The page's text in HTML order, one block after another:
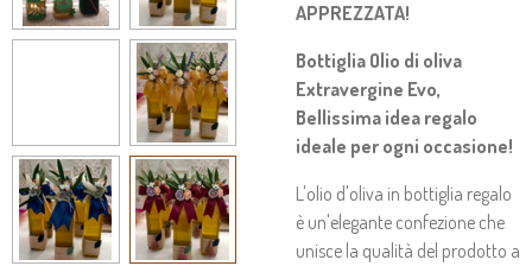
APPREZZATA!
Bottiglia Olio di oliva
Extravergine Evo,
Bellissima idea regalo
ideale per ogni occasione!
L'olio d'oliva in bottiglia regalo
è un'elegante confezione che
unisce la qualità del prodotto a